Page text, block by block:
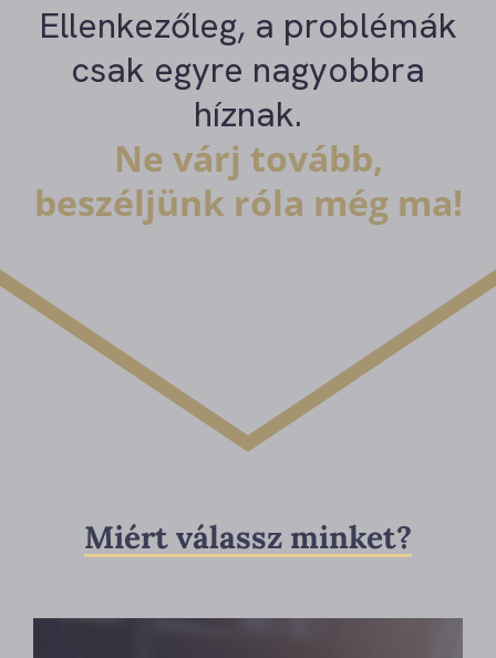
Ellenkezőleg, a problémák
csak egyre nagyobbra
híznak.
Ne várj tovább,
beszéljünk róla még ma!
Miért válassz minket?